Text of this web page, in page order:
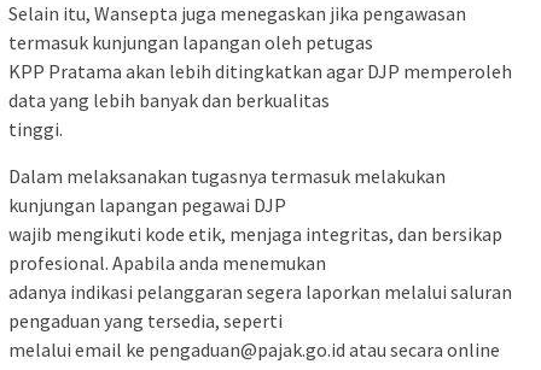
Selain itu, Wansepta juga menegaskan jika pengawasan
termasuk kunjungan lapangan oleh petugas
KPP Pratama akan lebih ditingkatkan agar DJP memperoleh
data yang lebih banyak dan berkualitas
tinggi.
Dalam melaksanakan tugasnya termasuk melakukan
kunjungan lapangan pegawai DJP
wajib mengikuti kode etik, menjaga integritas, dan bersikap
profesional. Apabila anda menemukan
adanya indikasi pelanggaran segera laporkan melalui saluran
pengaduan yang tersedia, seperti
melalui email ke pengaduan@pajak.go.id atau secara online